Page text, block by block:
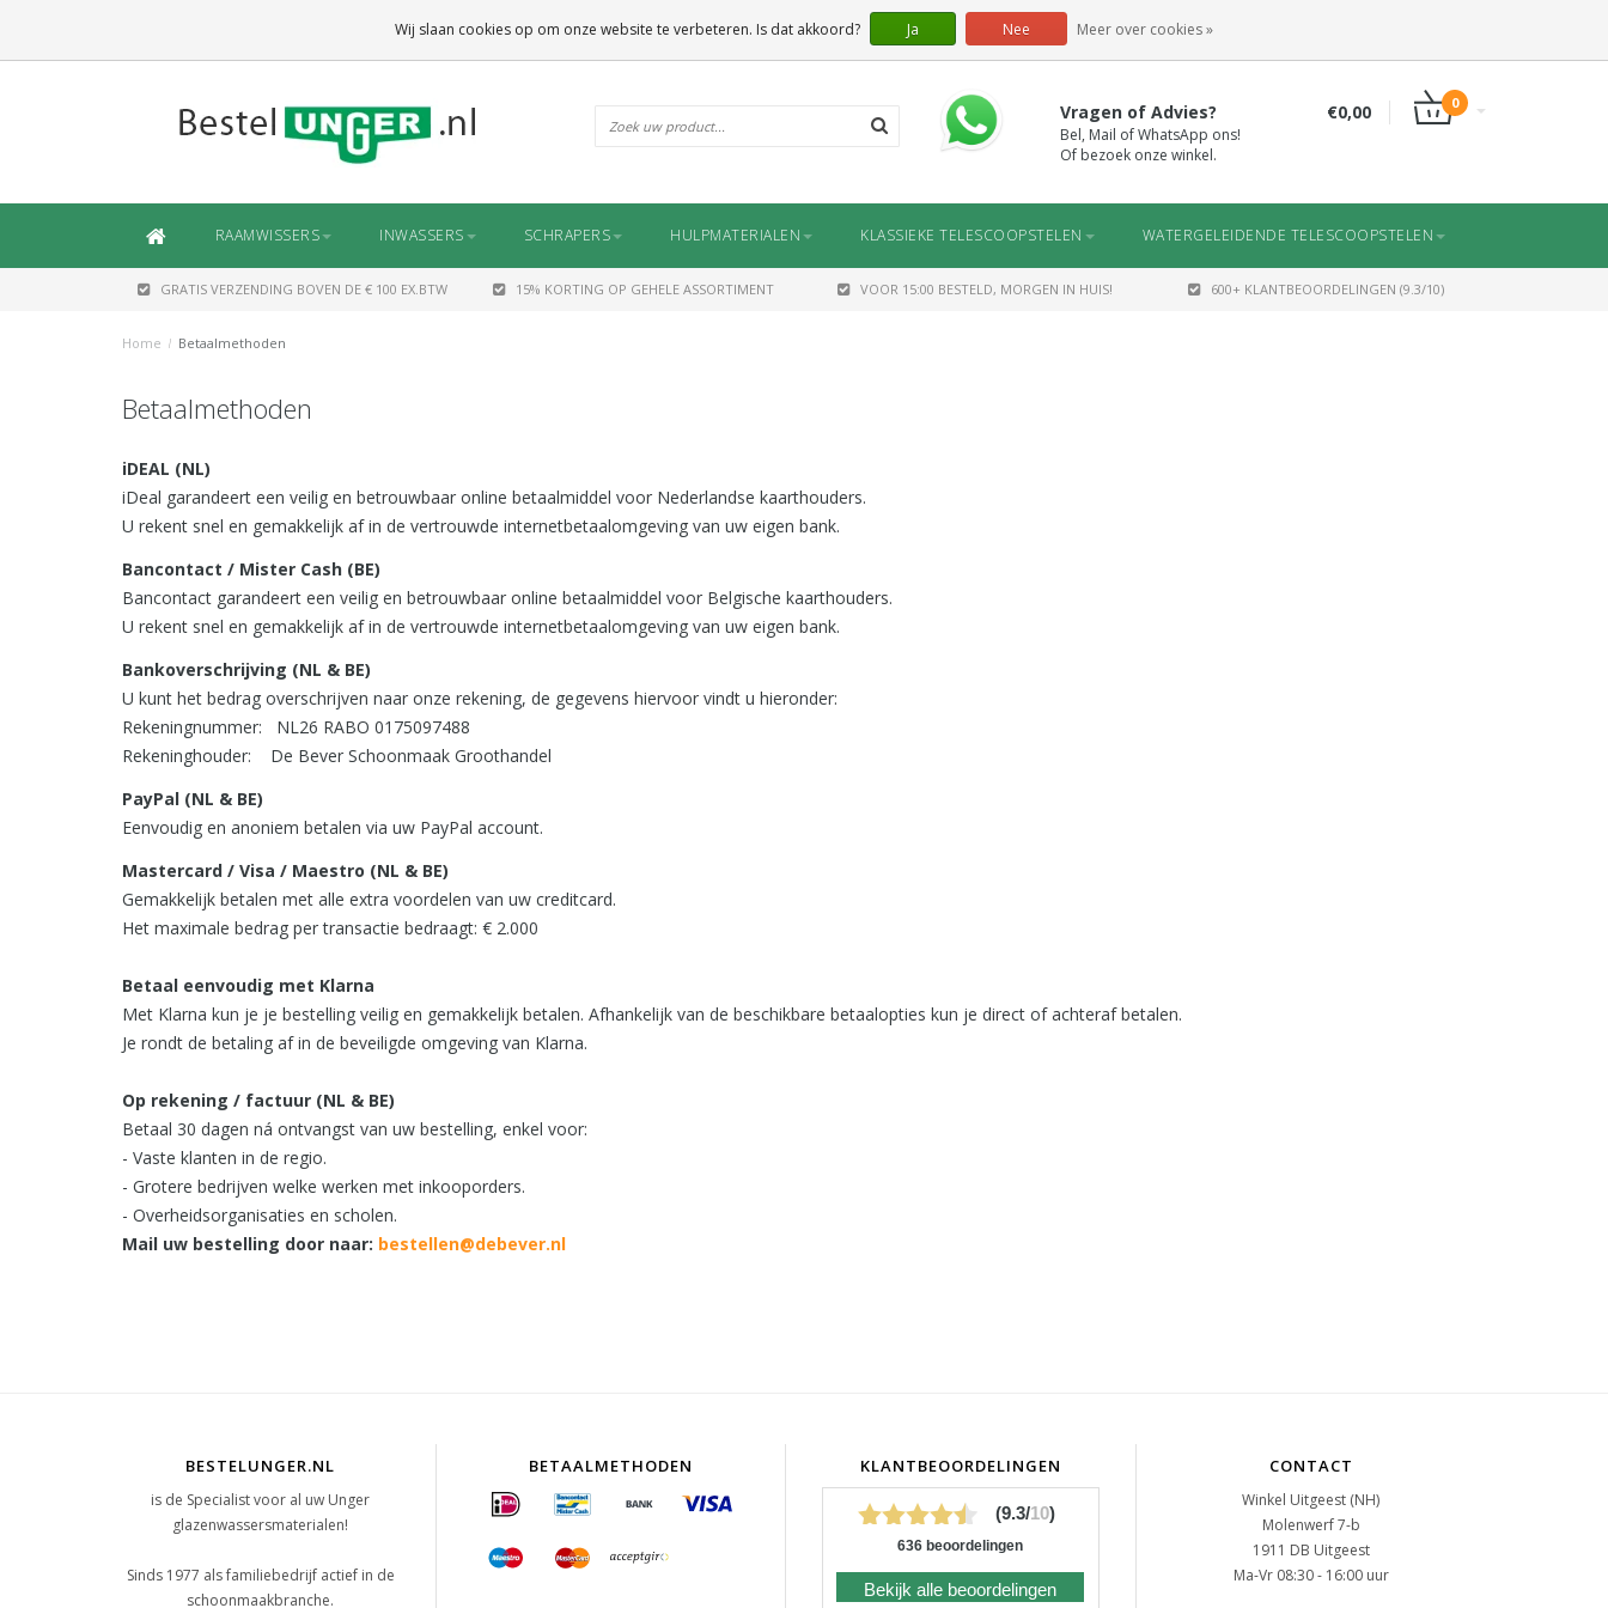
Vragen of Advies?
Bel, Mail of WhatsApp ons!
Of bezoek onze winkel.
€0,00 0
RAAMWISSERS INWASSERS SCHRAPERS HULPMATERIALEN KLASSIEKE TELESCOOPSTELEN WATERGELEIDENDE TELESCOOPSTELEN
GRATIS VERZENDING BOVEN DE € 100 EX.BTW 15% KORTING OP GEHELE ASSORTIMENT VOOR 15:00 BESTELD, MORGEN IN HUIS! 600+ KLANTBEOORDELINGEN (9.3/10)
Home / Betaalmethoden
Betaalmethoden
iDEAL (NL)
iDeal garandeert een veilig en betrouwbaar online betaalmiddel voor Nederlandse kaarthouders.
U rekent snel en gemakkelijk af in de vertrouwde internetbetaalomgeving van uw eigen bank.
Bancontact / Mister Cash (BE)
Bancontact garandeert een veilig en betrouwbaar online betaalmiddel voor Belgische kaarthouders.
U rekent snel en gemakkelijk af in de vertrouwde internetbetaalomgeving van uw eigen bank.
Bankoverschrijving (NL & BE)
U kunt het bedrag overschrijven naar onze rekening, de gegevens hiervoor vindt u hieronder:
Rekeningnummer: NL26 RABO 0175097488
Rekeninghouder: De Bever Schoonmaak Groothandel
PayPal (NL & BE)
Eenvoudig en anoniem betalen via uw PayPal account.
Mastercard / Visa / Maestro (NL & BE)
Gemakkelijk betalen met alle extra voordelen van uw creditcard.
Het maximale bedrag per transactie bedraagt: € 2.000
Betaal eenvoudig met Klarna
Met Klarna kun je je bestelling veilig en gemakkelijk betalen. Afhankelijk van de beschikbare betaalopties kun je direct of achteraf betalen.
Je rondt de betaling af in de beveiligde omgeving van Klarna.
Op rekening / factuur (NL & BE)
Betaal 30 dagen ná ontvangst van uw bestelling, enkel voor:
- Vaste klanten in de regio.
- Grotere bedrijven welke werken met inkooporders.
- Overheidsorganisaties en scholen.
Mail uw bestelling door naar: bestellen@debever.nl
BESTELUNGER.NL
is de Specialist voor al uw Unger
glazenwassersmaterialen!
Sinds 1977 als familiebedrijf actief in de
schoonmaakbranche.
BETAALMETHODEN KLANTBEOORDELINGEN
(9.3/10)
636 beoordelingen
Bekijk alle beoordelingen
CONTACT
Winkel Uitgeest (NH)
Molenwerf 7-b
1911 DB Uitgeest
Ma-Vr 08:30 - 16:00 uur
Wij slaan cookies op om onze website te verbeteren. Is dat akkoord? Ja Nee Meer over cookies »